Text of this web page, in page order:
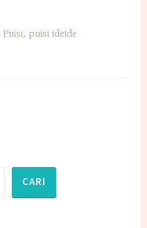
Puisi, puisi ideide
CARI